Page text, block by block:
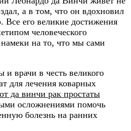
а в том, что он вдохновил
Все его великие достижения
человеческого
на то, что мы сами
врачи в честь великого
для лечения коварных
да винчи рак простаты
осложнениями помочь
болезнь на ранних